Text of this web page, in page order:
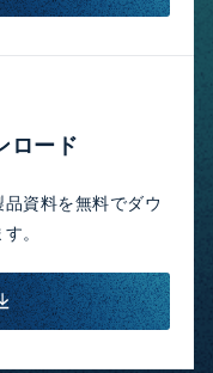
ロード
資料を無料でダウ
。